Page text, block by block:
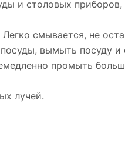
и столовых приборов,
смывается, не
вымыть посуду и
промыть
лучей.